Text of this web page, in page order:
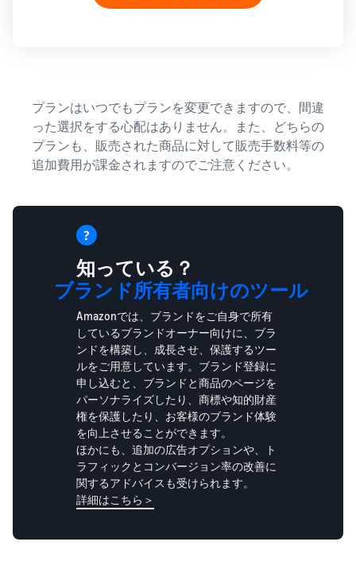
プランはいつでもプランを変更できますので、間違
った選択をする心配はありません。また、どちらの
プランも、販売された商品に対して販売手数料等の
追加費用が課金されますのでご注意ください。
知っている？
ブランド所有者向けのツール
Amazonでは、ブランドをご自身で所有
しているブランドオーナー向けに、ブラ
ンドを構築し、成長させ、保護するツー
ルをご用意しています。ブランド登録に
申し込むと、ブランドと商品のページを
パーソナライズしたり、商標や知的財産
権を保護したり、お客様のブランド体験
を向上させることができます。
ほかにも、追加の広告オプションや、ト
ラフィックとコンバージョン率の改善に
関するアドバイスも受けられます。
詳細はこちら＞